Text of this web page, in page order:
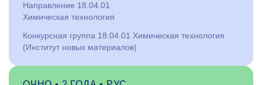
Направление 18.04.01
Химическая технология
Конкурсная группа 18.04.01 Химическая технология
(Институт новых материалов)